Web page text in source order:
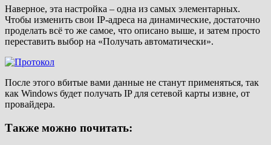
Наверное, эта настройка – одна из самых элементарных.
Чтобы изменить свои IP-адреса на динамические, достаточно
проделать всё то же самое, что описано выше, и затем просто
переставить выбор на «Получать автоматически».
После этого вбитые вами данные не станут применяться, так
как Windows будет получать IP для сетевой карты извне, от
провайдера.
Также можно почитать: